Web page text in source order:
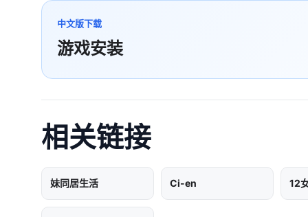
中文版下载
游戏安装
相关链接
妹同居生活 Ci-en 12